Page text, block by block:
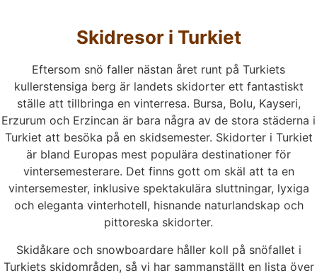
Skidresor i Turkiet
Eftersom snö faller nästan året runt på Turkiets
kullerstensiga berg är landets skidorter ett fantastiskt
ställe att tillbringa en vinterresa. Bursa, Bolu, Kayseri,
Erzurum och Erzincan är bara några av de stora städerna i
Turkiet att besöka på en skidsemester. Skidorter i Turkiet
är bland Europas mest populära destinationer för
vintersemesterare. Det finns gott om skäl att ta en
vintersemester, inklusive spektakulära sluttningar, lyxiga
och eleganta vinterhotell, hisnande naturlandskap och
pittoreska skidorter.
Skidåkare och snowboardare håller koll på snöfallet i
Turkiets skidområden, så vi har sammanställt en lista över